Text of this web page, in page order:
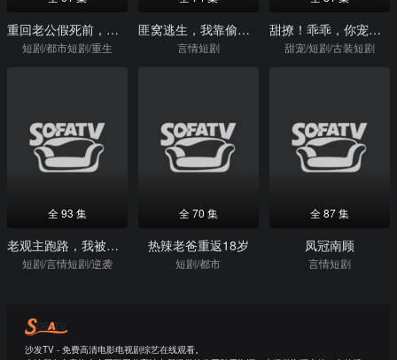
重回老公假死前，我逆风翻盘
短剧/都市短剧/重生
匪窝逃生，我靠偷听心声逆袭成王
言情短剧
甜撩！乖乖，你宠宠我
甜宠/短剧/古装短剧
全 93 集
老观主跑路，我被迫继承道观
短剧/言情短剧/逆袭
全 70 集
热辣老爸重返18岁
短剧/都市
全 87 集
凤冠南顾
言情短剧
沙发TV - 免费高清电影电视剧综艺在线观看。